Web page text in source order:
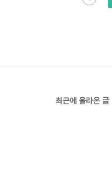
최근에 올라온 글